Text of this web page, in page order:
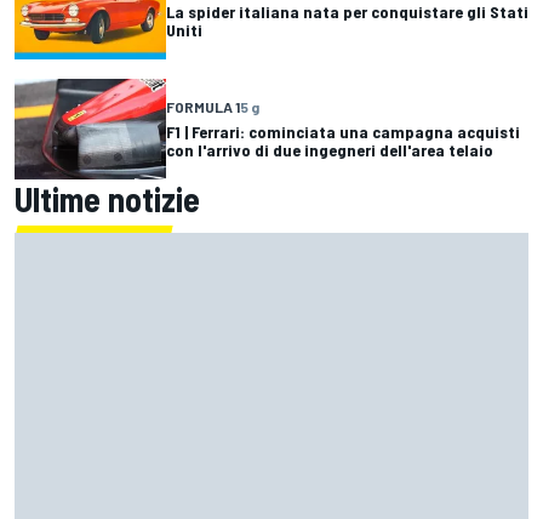
La spider italiana nata per conquistare gli Stati
Uniti
FORMULA 15 g
F1 | Ferrari: cominciata una campagna acquisti
con l'arrivo di due ingegneri dell'area telaio
Ultime notizie